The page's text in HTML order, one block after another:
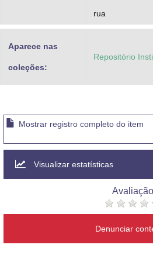
rua
Aparece nas
coleções:
Repositório
Mostrar registro completo do item
Visualizar estatísticas
Avaliação
Denunciar